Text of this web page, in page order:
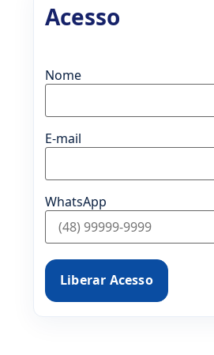
Acesso
Nome
E-mail
WhatsApp
Liberar Acesso